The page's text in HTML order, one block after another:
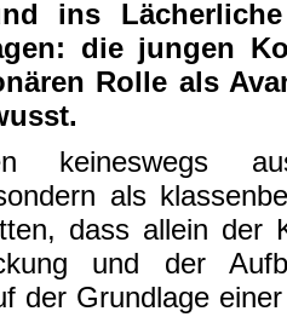
ins
die jungen
Rolle als
keineswegs
als
dass allein der
und der
der Grundlage